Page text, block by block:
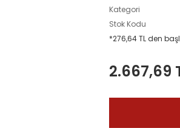
Kategori
Stok Kodu
*276,64 TL den
2.667,69